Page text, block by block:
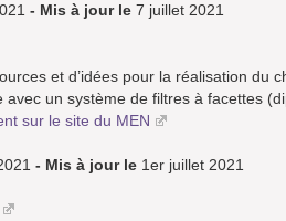
- Mis à jour le 7 juillet 2021
et d’idées pour la réalisation du
avec un système de filtres à facettes
sur le site du MEN
- Mis à jour le 1er juillet 2021